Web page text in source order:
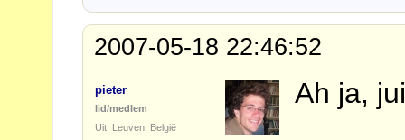
2007-05-18 22:46:52
pieter
lid/medlem
Uit: Leuven, België
Ah ja,